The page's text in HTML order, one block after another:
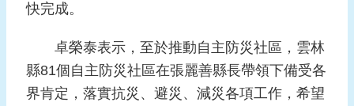
快完成。
卓榮泰表示，至於推動自主防災社區，雲林
縣81個自主防災社區在張麗善縣長帶領下備受各
界肯定，落實抗災、避災、減災各項工作，希望